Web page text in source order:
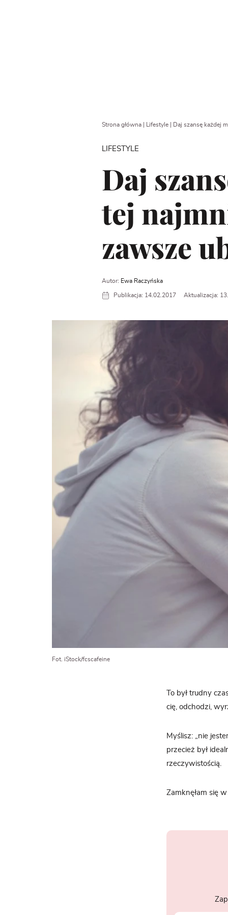
Strona główna| Lifestyle| Daj szansę każdej
LIFESTYLE
Daj
tej
zawsze
Autor: Ewa Raczyńska
Publikacja: 14.02.2017 Aktualizacja:
Fot. iStock/fcscafeine
To był trudny
cię, odchodzi,
Myślisz: „nie
przecież był
rzeczywistością.
Zamknęłam się